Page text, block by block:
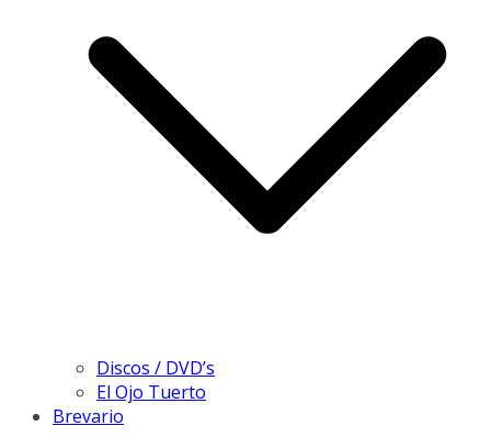
Discos / DVD’s
El Ojo Tuerto
Brevario